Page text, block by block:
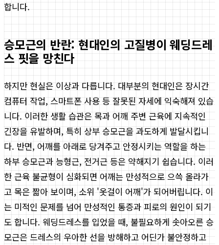
합니다.
승모근의 반란: 현대인의 고질병이 웨딩드레
스 핏을 망친다
하지만 현실은 이상과 다릅니다. 대부분의 현대인은 장시간
컴퓨터 작업, 스마트폰 사용 등 잘못된 자세에 익숙해져 있습
니다. 이러한 생활 습관은 목과 어깨 주변 근육에 지속적인
긴장을 유발하며, 특히 상부 승모근을 과도하게 발달시킵니
다. 반면, 어깨를 아래로 당겨주고 안정시키는 역할을 하는
하부 승모근과 능형근, 전거근 등은 약해지기 쉽습니다. 이러
한 근육 불균형이 심화되면 어깨는 만성적으로 으쓱 올라가
고 목은 짧아 보이며, 소위 '옷걸이 어깨'가 되어버립니다. 이
는 미적인 문제를 넘어 만성적인 통증과 피로의 원인이 되기
도 합니다. 웨딩드레스를 입었을 때, 불필요하게 솟아오른 승
모근은 드레스의 우아한 선을 방해하고 어딘가 불안정하고